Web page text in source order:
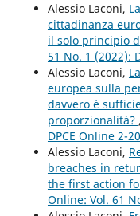
Alessio Laconi,
cittadinanza
il solo principio
51 No. 1 (2022):
Alessio Laconi,
europea sulla
davvero è
proporzionalità? ,
DPCE Online 2-
Alessio Laconi,
breaches in
the first action
Online: Vol. 61